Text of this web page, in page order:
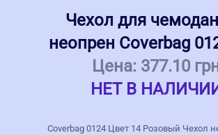
Чехол для
неопрен Coverbag
Цена: 377.10
НЕТ В
Coverbag 0124 Цвет 14 Розовый Чехол